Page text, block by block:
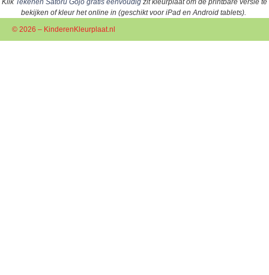
bekijken of kleur het online in (geschikt voor iPad en Android tablets).
© 2026 – KinderenKleurplaat.nl